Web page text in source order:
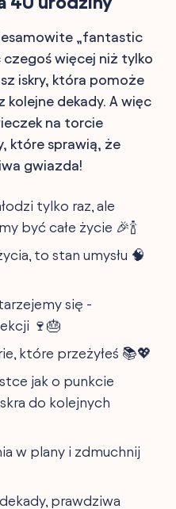
„fantastic
czegoś więcej niż tylko
iskry, która pomoże
kolejne dekady. A więc
na torcie
które sprawią, że
gwiazda!
tylko raz, ale
być całe życie 🎉🍾
to stan umysłu 🧠
się -
🍷🎂
które przeżyłeś 📚💖
jak o punkcie
do kolejnych
w plany i zdmuchnij
prawdziwa